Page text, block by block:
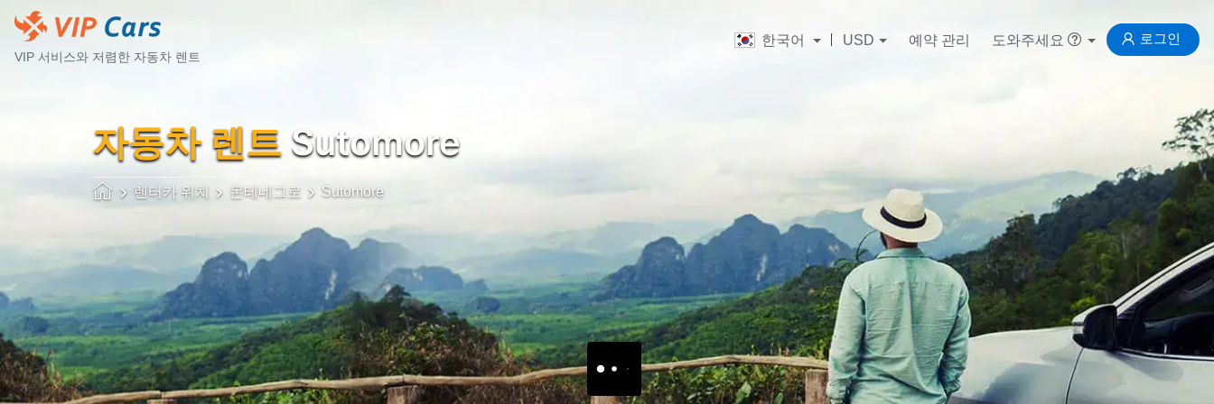
VIP 서비스와 저렴한 자동차 렌트
한국어 USD 예약 관리 도와주세요 로그인
자동차 렌트 Sutomore
렌터카 위치 몬테네그로 Sutomore